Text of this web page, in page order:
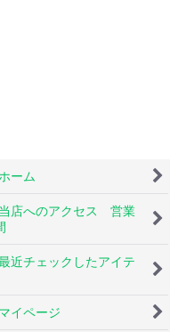
ホーム
当店へのアクセス 営業
近チェックしたアイテ
マイページ